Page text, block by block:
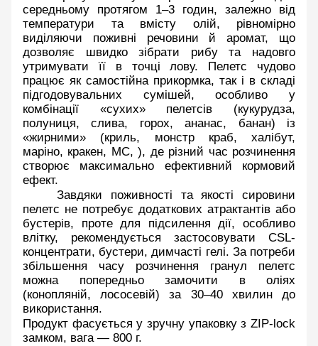
середньому протягом 1–3 годин, залежно від
температури та вмісту олій, рівномірно
виділяючи поживні речовини й аромат, що
дозволяє швидко зібрати рибу та надовго
утримувати її в точці лову. Пелетс чудово
працює як самостійна прикормка, так і в складі
підгодовувальних сумішей, особливо у
комбінації «сухих» пелетсів (кукурудза,
полуниця, слива, горох, ананас, банан) із
«жирними» (криль, монстр краб, халібут,
маріно, кракен, МС, ), де різний час розчинення
створює максимально ефективний кормовий
ефект.
Завдяки поживності та якості сировини
пелетс не потребує додаткових атрактантів або
бустерів, проте для підсилення дії, особливо
влітку, рекомендується застосовувати CSL-
концентрати, бустери, димчасті гелі. За потреби
збільшення часу розчинення гранул пелетс
можна попередньо замочити в оліях
(конопляній, лососевій) за 30–40 хвилин до
використання.
Продукт фасується у зручну упаковку з ZIP-lock
замком, вага — 800 г.